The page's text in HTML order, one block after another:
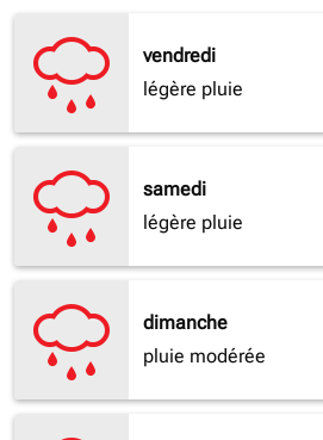
vendredi
légère pluie
samedi
légère pluie
dimanche
pluie modérée